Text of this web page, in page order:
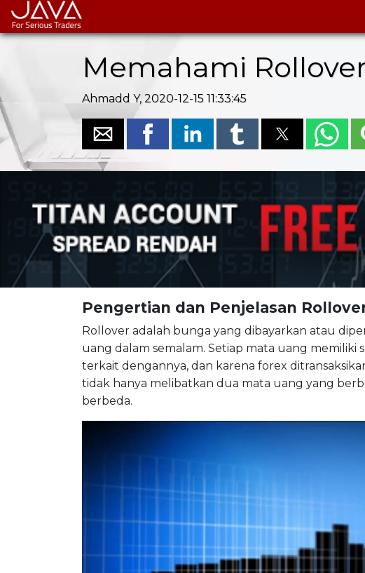
Memahami
Ahmadd Y, 2020-12-15 11:33:45
Pengertian dan Penjelasan
Rollover adalah bunga yang dibayarkan atau
uang dalam semalam. Setiap mata uang
terkait dengannya, dan karena forex
tidak hanya melibatkan dua mata uang yang
berbeda.